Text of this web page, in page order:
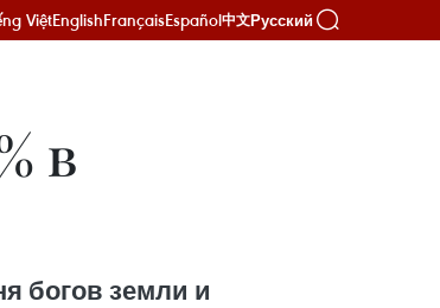
ViệtEnglishFrançaisEspañol中文Русский
в
богов земли и